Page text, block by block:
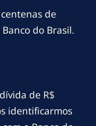
de
do Brasil.
de R$
identificarmos